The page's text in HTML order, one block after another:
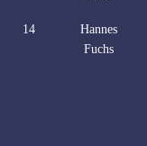
14
Hannes
Fuchs